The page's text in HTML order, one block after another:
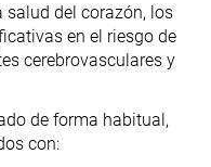
salud del corazón, los
en el riesgo de
cerebrovasculares y
de forma habitual,
con: